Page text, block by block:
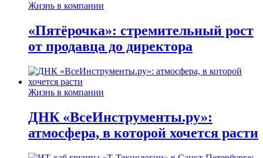
Жизнь в компании
«Пятёрочка»: стремительный рост
от продавца до директора
Жизнь в компании
ДНК «ВсеИнструменты.ру»:
атмосфера, в которой хочется расти